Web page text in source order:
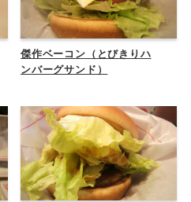
傑作ベーコン（とびきりハ
ンバーグサンド）